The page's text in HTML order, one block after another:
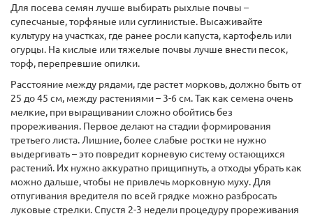
Для посева семян лучше выбирать рыхлые почвы –
супесчаные, торфяные или суглинистые. Высаживайте
культуру на участках, где ранее росли капуста, картофель или
огурцы. На кислые или тяжелые почвы лучше внести песок,
торф, перепревшие опилки.
Расстояние между рядами, где растет морковь, должно быть от
25 до 45 см, между растениями – 3-6 см. Так как семена очень
мелкие, при выращивании сложно обойтись без
прореживания. Первое делают на стадии формирования
третьего листа. Лишние, более слабые ростки не нужно
выдергивать – это повредит корневую систему остающихся
растений. Их нужно аккуратно прищипнуть, а отходы убрать как
можно дальше, чтобы не привлечь морковную муху. Для
отпугивания вредителя по всей грядке можно разбросать
луковые стрелки. Спустя 2-3 недели процедуру прореживания